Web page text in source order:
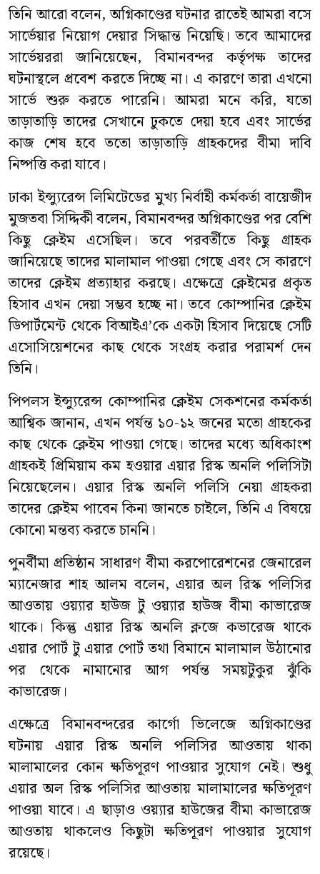
তিনি আরো বলেন, অগ্নিকাণ্ডের ঘটনার রাতেই আমরা বসে
সার্ভেয়ার নিয়োগ দেয়ার সিদ্ধান্ত নিয়েছি। তবে আমাদের
সার্ভেয়ররা জানিয়েছেন, বিমানবন্দর কর্তৃপক্ষ তাদের
ঘটনাস্থলে প্রবেশ করতে দিচ্ছে না। এ কারণে তারা এখনো
সার্ভে শুরু করতে পারেনি। আমরা মনে করি, যতো
তাড়াতাড়ি তাদের সেখানে ঢুকতে দেয়া হবে এবং সার্ভের
কাজ শেষ হবে ততো তাড়াতাড়ি গ্রাহকদের বীমা দাবি
নিষ্পত্তি করা যাবে।
ঢাকা ইন্স্যুরেন্স লিমিটেডের মুখ্য নির্বাহী কর্মকর্তা বায়েজীদ
মুজতবা সিদ্দিকী বলেন, বিমানবন্দর অগ্নিকাণ্ডের পর বেশি
কিছু ক্লেইম এসেছিল। তবে পরবর্তীতে কিছু গ্রাহক
জানিয়েছে তাদের মালামাল পাওয়া গেছে এবং সে কারণে
তাদের ক্লেইম প্রত্যাহার করছে। এক্ষেত্রে ক্লেইমের প্রকৃত
হিসাব এখন দেয়া সম্ভব হচ্ছে না। তবে কোম্পানির ক্লেইম
ডিপার্টমেন্ট থেকে বিআইএ’কে একটা হিসাব দিয়েছে সেটি
এসোসিয়েশনের কাছ থেকে সংগ্রহ করার পরামর্শ দেন
তিনি।
পিপলস ইন্স্যুরেন্স কোম্পানির ক্লেইম সেকশনের কর্মকর্তা
আশ্বিক জানান, এখন পর্যন্ত ১০-১২ জনের মতো গ্রাহকের
কাছ থেকে ক্লেইম পাওয়া গেছে। তাদের মধ্যে অধিকাংশ
গ্রাহকই প্রিমিয়াম কম হওয়ার এয়ার রিস্ক অনলি পলিসিটা
নিয়েছেলেন। এয়ার রিস্ক অনলি পলিসি নেয়া গ্রাহকরা
তাদের ক্লেইম পাবেন কিনা জানতে চাইলে, তিনি এ বিষয়ে
কোনো মন্তব্য করতে চাননি।
পুনর্বীমা প্রতিষ্ঠান সাধারণ বীমা করপোরেশনের জেনারেল
ম্যানেজার শাহ আলম বলেন, এয়ার অল রিস্ক পলিসির
আওতায় ওয়্যার হাউজ টু ওয়্যার হাউজ বীমা কাভারেজ
থাকে। কিন্তু এয়ার রিস্ক অনলি ক্লজে কভারেজ থাকে
এয়ার পোর্ট টু এয়ার পোর্ট তথা বিমানে মালামাল উঠানোর
পর থেকে নামানোর আগ পর্যন্ত সময়টুকুর ঝুঁকি
কাভারেজ।
এক্ষেত্রে বিমানবন্দরের কার্গো ভিলেজে অগ্নিকাণ্ডের
ঘটনায় এয়ার রিস্ক অনলি পলিসির আওতায় থাকা
মালামালের কোন ক্ষতিপূরণ পাওয়ার সুযোগ নেই। শুধু
এয়ার অল রিস্ক পলিসির আওতায় মালামালের ক্ষতিপূরণ
পাওয়া যাবে। এ ছাড়াও ওয়্যার হাউজের বীমা কাভারেজ
আওতায় থাকলেও কিছুটা ক্ষতিপূরণ পাওয়ার সুযোগ
রয়েছে।